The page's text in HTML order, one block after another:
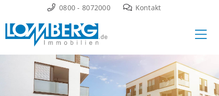
Inhalt
springen
0800 - 8072000 Kontakt